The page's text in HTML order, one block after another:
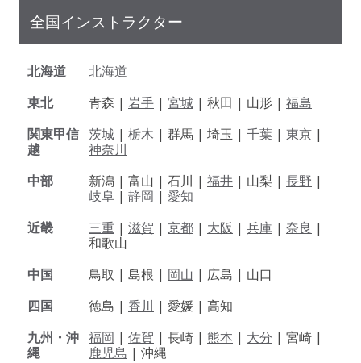
全国インストラクター
北海道
北海道
東北
青森 | 岩手 | 宮城 | 秋田 | 山形 | 福島
関東甲信
越
茨城 | 栃木 | 群馬 | 埼玉 | 千葉 | 東京 |
神奈川
中部
新潟 | 富山 | 石川 | 福井 | 山梨 | 長野 |
岐阜 | 静岡 | 愛知
近畿
三重 | 滋賀 | 京都 | 大阪 | 兵庫 | 奈良 |
和歌山
中国
鳥取 | 島根 | 岡山 | 広島 | 山口
四国
徳島 | 香川 | 愛媛 | 高知
九州・沖
縄
福岡 | 佐賀 | 長崎 | 熊本 | 大分 | 宮崎 |
鹿児島 | 沖縄